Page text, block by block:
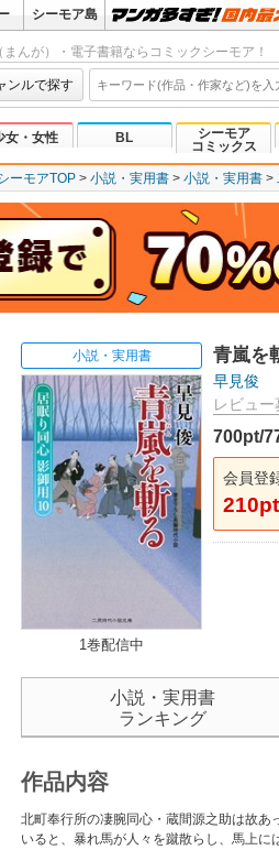
シーモア島
まんが）・電子書籍ならコミックシーモア！
ンルで探す
女・女性 BL
シーモア
コミックス
ーモアTOP 小説・実用書 小説・実用書
小説・実用書
1巻配信中
青嵐を
早見俊
レビュー
700pt/
会員登
小説・実用書
ランキング
作品内容
北町奉行所の凄腕同心・蔵間源之助は故
いると、暴れ馬が人々を蹴散らし、馬上